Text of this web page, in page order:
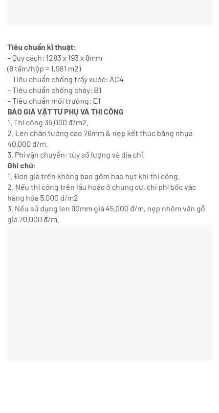
Tiêu chuẩn kĩ thuật:
– Quy cách: 1283 x 193 x 8mm
(8 tấm/hộp = 1,981 m2)
– Tiêu chuẩn chống trầy xước: AC4
– Tiêu chuẩn chống cháy: B1
– Tiêu chuẩn môi trường: E1
BÁO GIÁ VẬT TƯ PHỤ VÀ THI CÔNG
1. Thi công 35.000 đ/m2.
2. Len chân tường cao 76mm & nẹp kết thúc bằng nhựa
40.000 đ/m.
3. Phí vận chuyển: tùy số lượng và địa chỉ.
Ghi chú:
1. Đơn giá trên không bao gồm hao hụt khi thi công.
2. Nếu thi công trên lầu hoặc ở chung cư, chi phí bốc vác
hàng hóa 5.000 đ/m2
3. Nếu sử dụng len 90mm giá 45.000 đ/m, nẹp nhôm vân gỗ
giá 70.000 đ/m.